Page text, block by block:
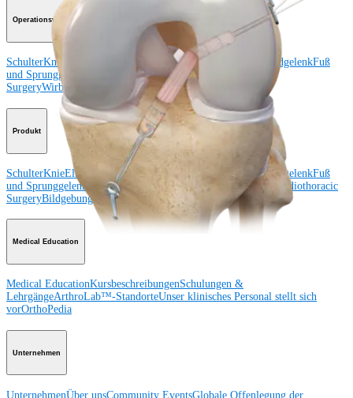
Operationsverfahren
SchulterKnie Schulterendoprothetik Hand und HandgelenkFuß
und Sprunggelenk
HüfteOrthobiologie
Cardiothoracic
SurgeryWirbelsäule
Produkt
SchulterKnieEllenbogen Schulterendoprothetik Hand und HandgelenkFuß
und Sprunggelenk
HüfteOrthobiologie Herz-Thoraxchirurgie
Cardiothoracic
SurgeryBildgebung & Resektion
Medical Education
Medical EducationKursbeschreibungenSchulungen &
LehrgängeArthroLab™-StandorteUnser klinisches Personal stellt sich
vorOrthoPedia
Unternehmen
UnternehmenÜber unsCommunity EventsGlobale Offenlegung der